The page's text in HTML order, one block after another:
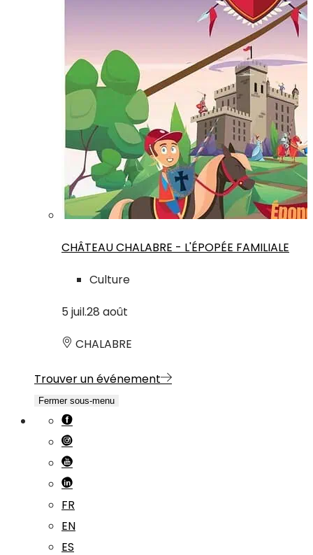
CHÂTEAU CHALABRE - L'ÉPOPÉE FAMILIALE
Culture
5 juil.28 août
CHALABRE
Trouver un événement
Fermer sous-menu
FR
EN
ES